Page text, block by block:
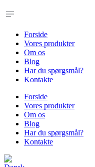
Forside
Vores produkter
Om os
Blog
Har du spørgsmål?
Kontakte
Forside
Vores produkter
Om os
Blog
Har du spørgsmål?
Kontakte